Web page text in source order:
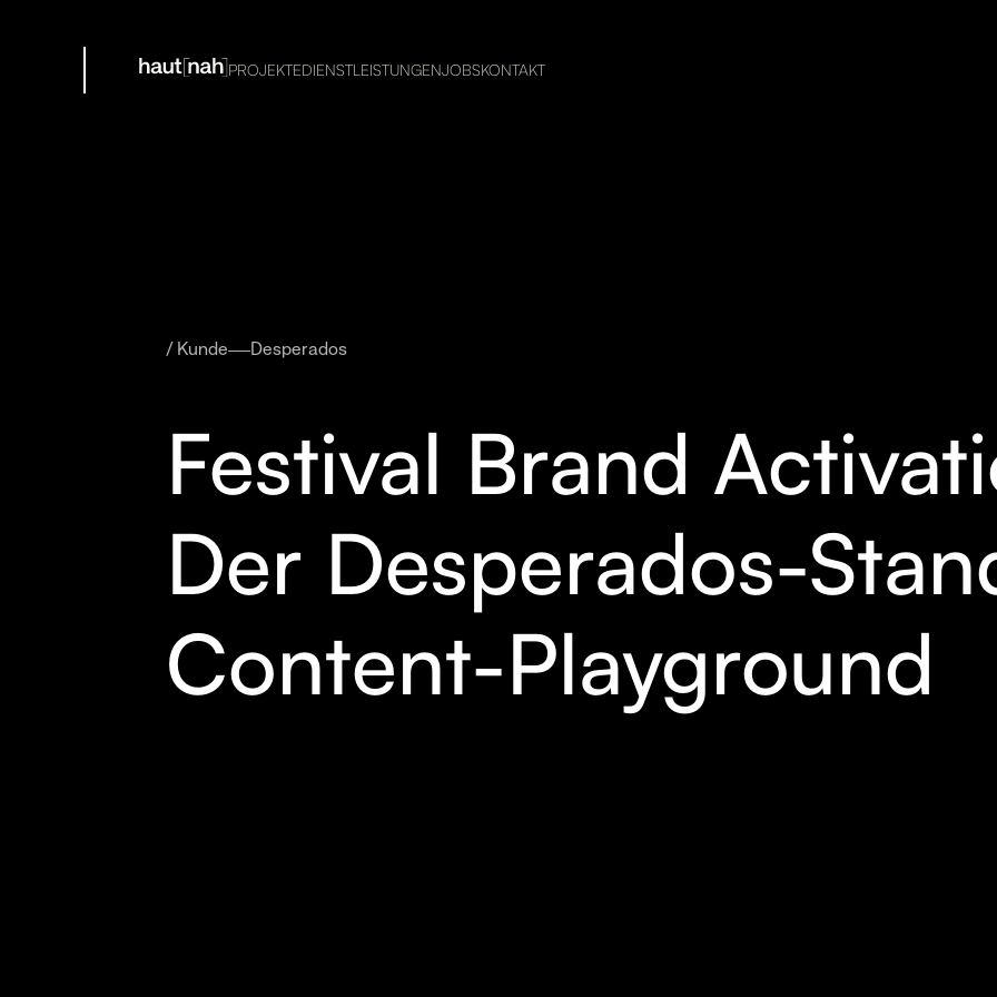
PROJEKTEDIENSTLEISTUNGENJOBSKONTAKT
/ Kunde Desperados
Festival Brand
Der Desperados-
Content-Playground